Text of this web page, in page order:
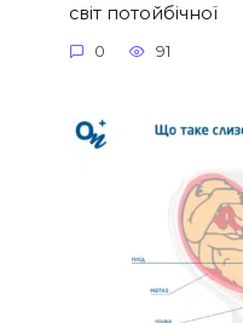
світ потойбічної
0 91